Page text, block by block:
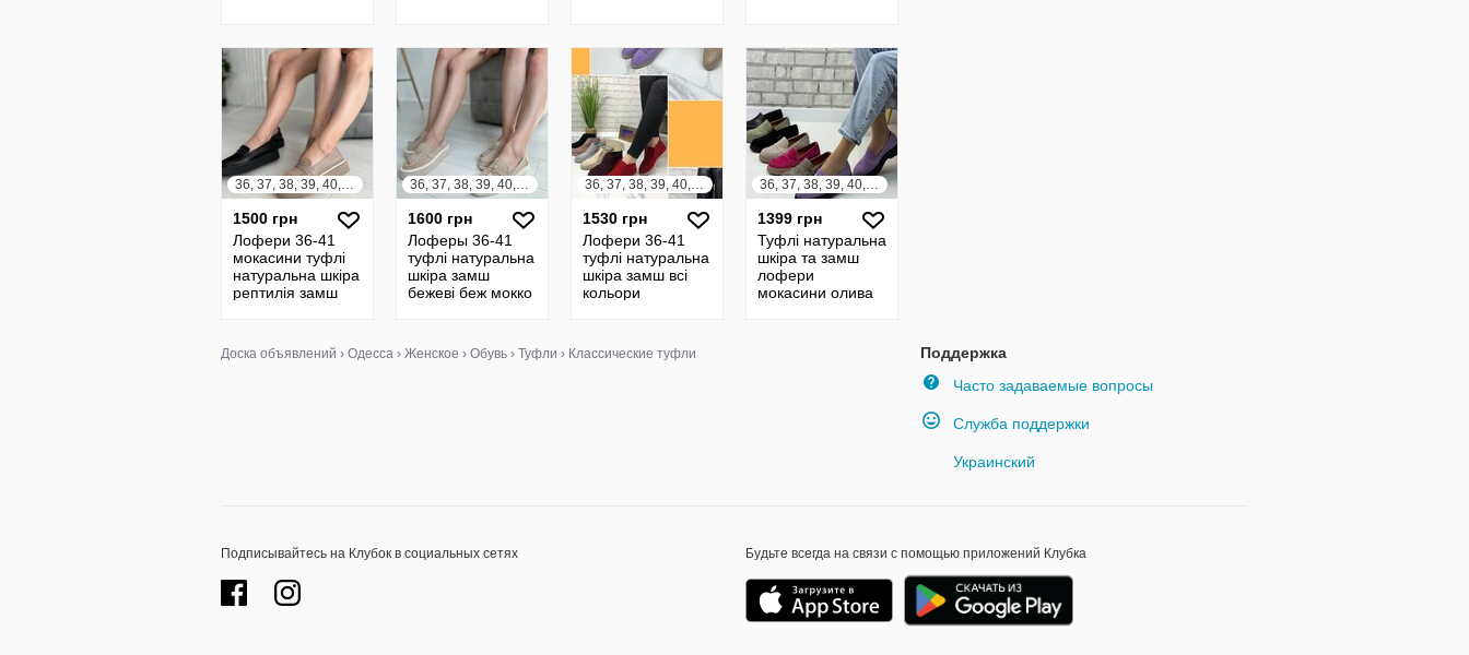
36, 37, 38, 39, 40, 41
1500 грн
Лофери 36-41
мокасини туфлі
натуральна шкіра
рептилія замш
36, 37, 38, 39, 40, 41
1600 грн
Лоферы 36-41
туфлі натуральна
шкіра замш
бежеві беж мокко
36, 37, 38, 39, 40, 41
1530 грн
Лофери 36-41
туфлі натуральна
шкіра замш всі
кольори
36, 37, 38, 39, 40, 41
1399 грн
Туфлі натуральна
шкіра та замш
лофери
мокасини олива
Поддержка
Часто задаваемые вопросы
Служба поддержки
Украинский
Доска объявлений › Одесса › Женское › Обувь › Туфли › Классические туфли
Подписывайтесь на Клубок в социальных сетях Будьте всегда на связи с помощью приложений Клубка